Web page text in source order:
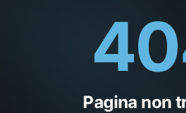
Pagina non